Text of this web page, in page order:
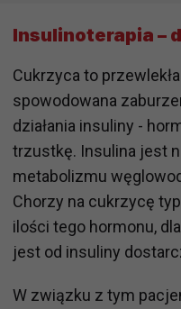
Insulinoterapia –
Cukrzyca to
spowodowana
działania insuliny -
trzustkę. Insulina jest
metabolizmu
Chorzy na cukrzycę
ilości tego hormonu,
jest od insuliny
W związku z tym